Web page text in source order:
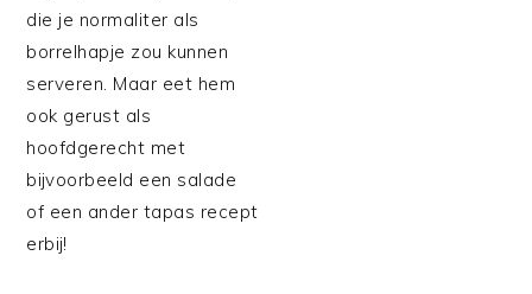
die je normaliter als
borrelhapje zou kunnen
serveren. Maar eet hem
ook gerust als
hoofdgerecht met
bijvoorbeeld een salade
of een ander tapas recept
erbij!